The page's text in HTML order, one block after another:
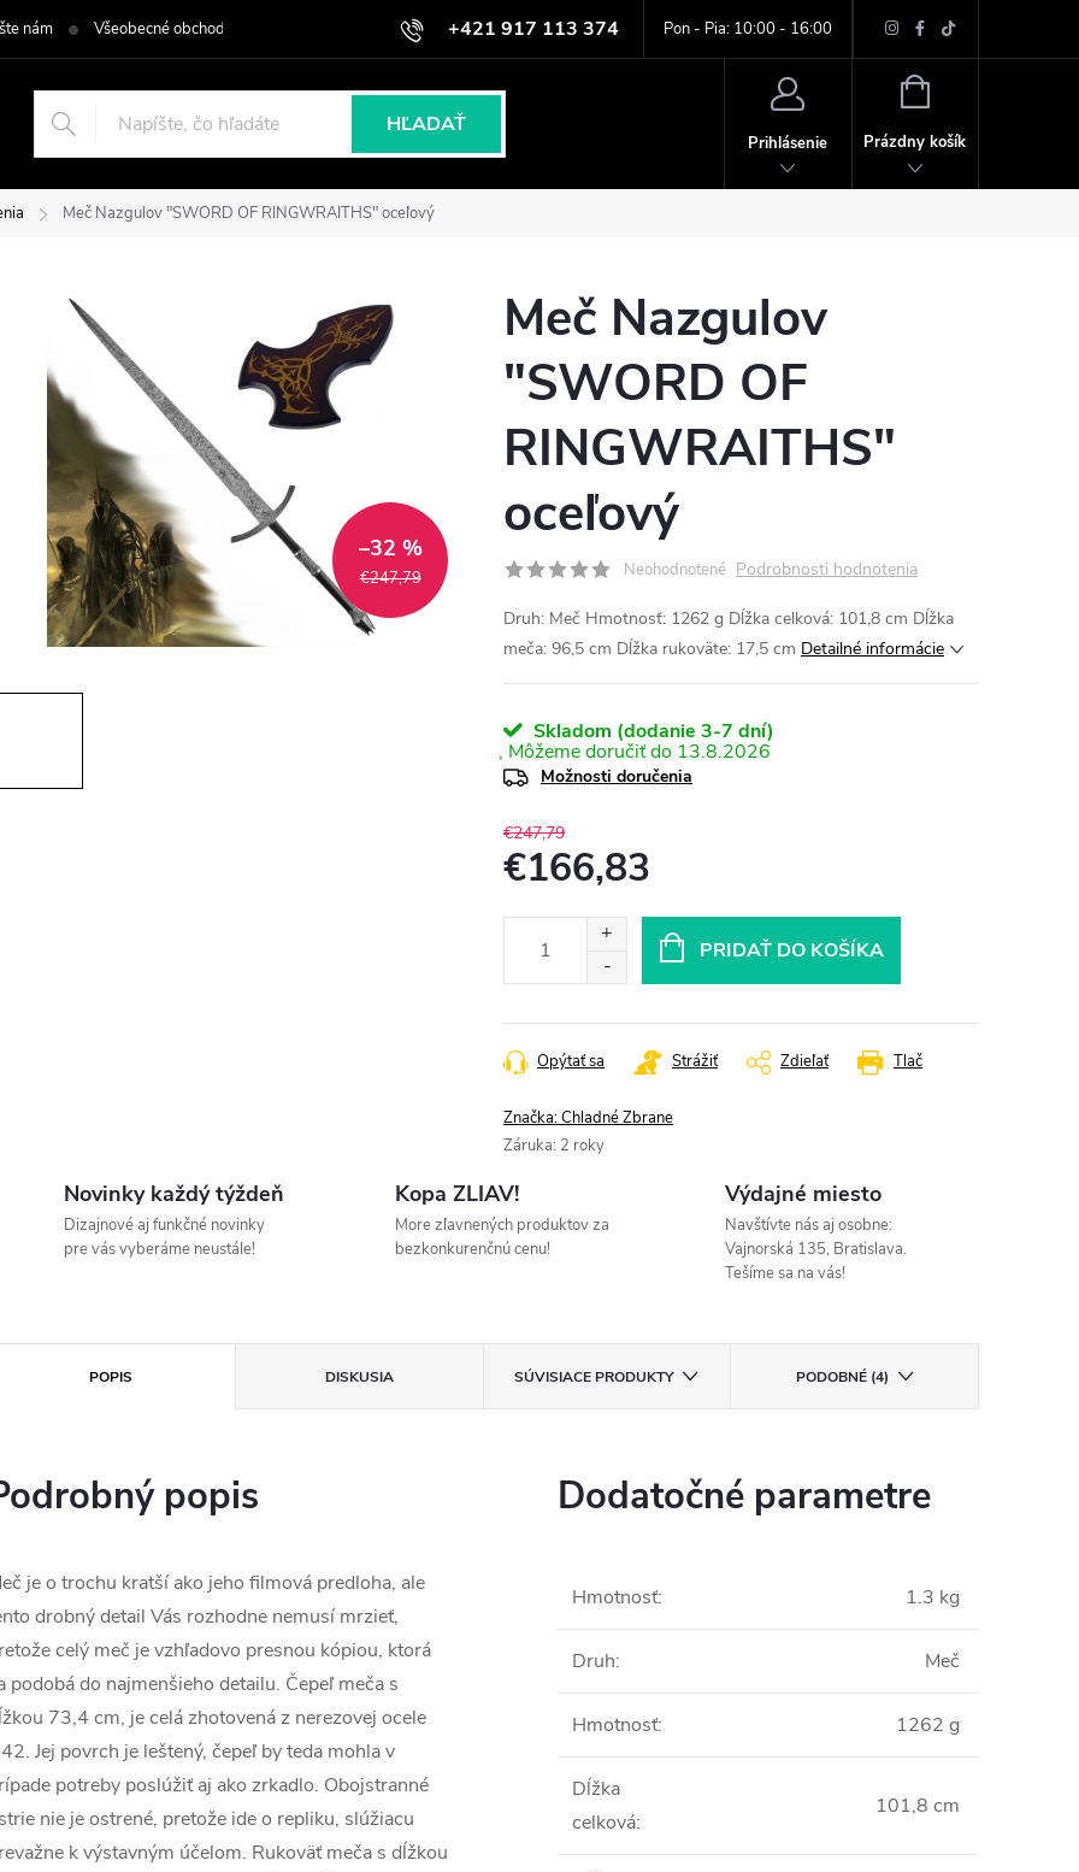
+421 917 113 374 Pon - Pia: 10:00 - 16:00
nám Všeobecné obchodné podmienky Podmienky ochrany osobných údajov
HĽADAŤ
Prihlásenie
NÁKUPNÝ
Prázdny košík
Meč Nazgulov "SWORD OF RINGWRAITHS" oceľový
€247,79
–32 %
Meč Nazgulov
"SWORD OF
RINGWRAITHS"
oceľový
Neohodnotené Podrobnosti hodnotenia
Druh: Meč Hmotnosť: 1262 g Dĺžka celková: 101,8 cm Dĺžka
meča: 96,5 cm Dĺžka rukoväte: 17,5 cm Detailné informácie
Skladom (dodanie 3-7 dní)
13.8.2026
Možnosti doručenia
€247,79
€166,83
PRIDAŤ DO KOŠÍKA
Tlač
Opýtať sa Strážiť Zdieľať
Značka:Chladné Zbrane
Záruka: 2 roky
Novinky každý týždeň
Dizajnové aj funkčné novinky
pre vás vyberáme neustále!
Kopa ZLIAV!
More zľavnených produktov za
bezkonkurenčnú cenu!
Výdajné miesto
Navštívte nás aj osobne:
Vajnorská 135, Bratislava.
Tešíme sa na vás!
POPIS DISKUSIA SÚVISIACE PRODUKTY PODOBNÉ (4)
popis
je o trochu kratší ako jeho filmová predloha, ale
drobný detail Vás rozhodne nemusí mrzieť,
celý meč je vzhľadovo presnou kópiou, ktorá
podobá do najmenšieho detailu. Čepeľ meča s
73,4 cm, je celá zhotovená z nerezovej ocele
Jej povrch je leštený, čepeľ by teda mohla v
potreby poslúžiť aj ako zrkadlo. Obojstranné
nie je ostrené, pretože ide o repliku, slúžiacu
k výstavným účelom. Rukoväť meča s dĺžkou
Dodatočné parametre
Hmotnosť: 1.3 kg
Druh: Meč
Hmotnosť: 1262 g
Dĺžka
celková:
101,8 cm